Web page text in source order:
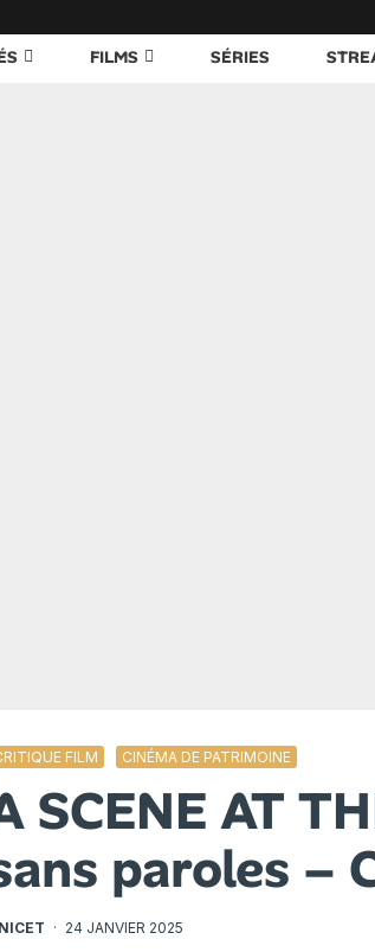
FILMS SÉRIES
FILM CINÉMA DE PATRIMOINE
SCENE AT
paroles –
· 24 JANVIER 2025